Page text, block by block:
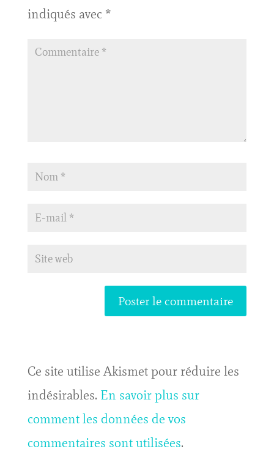
indiqués avec *
Ce site utilise Akismet pour réduire les
indésirables. En savoir plus sur
comment les données de vos
commentaires sont utilisées.